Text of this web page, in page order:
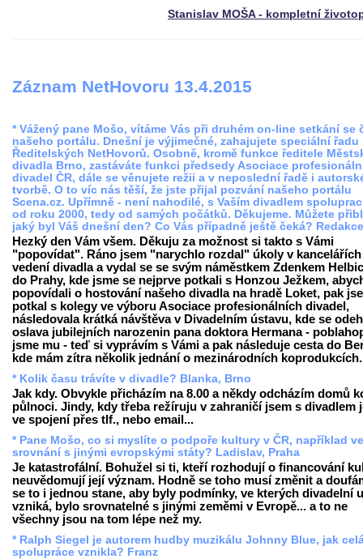
Stanislav MOŠA - kompletní
Záznam NetHovoru 13.4.2015
* Vážený pane Mošo, vítáme Vás při druhém on-line setkání se
našeho portálu. Dnešní je výjimečné, zahajujete speciální řadu
Ředitelských NetHovorů. Osobně, kromě funkce ředitele
divadla Brno, zastáváte funkci předsedy Asociace
divadel ČR, dále se věnujete režii a v neposlední řadě i
tvorbě. O to víc nás těší, že jste přijal pozvání našeho portálu
Scena.cz. Upřímně - není nahodilé, s Vaším divadlem
od roku 2000, tedy od samých počátků. Děkujeme. Můžete
jaký byl Váš dnešní den? Co Vás případně ještě čeká? Redakce
Hezký den Vám všem. Děkuju za možnost si takto s Vámi
"popovídat". Ráno jsem "narychlo rozdal" úkoly v kancelářích
vedení divadla a vydal se se svým náměstkem Zdenkem
do Prahy, kde jsme se nejprve potkali s Honzou Ježkem,
popovídali o hostování našeho divadla na hradě Loket, pak
potkal s kolegy ve výboru Asociace profesionálních divadel,
následovala krátká návštěva v Divadelním ústavu, kde se
oslava jubilejních narozenin pana doktora Hermana -
jsme mu - teď si vyprávím s Vámi a pak následuje cesta do
kde mám zítra několik jednání o mezinárodních
* Kolik času trávíte v divadle? Blanka, Brno
Jak kdy. Obvykle přicházím na 8.00 a někdy odcházím domů
půlnoci. Jindy, kdy třeba režíruju v zahraničí jsem s divadlem
ve spojení přes tlf., nebo email...
* Pane Mošo, co si myslíte o podpoře kultury v ČR, například ve
srovnání s jinými evropskými státy? Ladislav, Praha
Je katastrofální. Bohužel si ti, kteří rozhodují o financování
neuvědomují její význam. Hodně se toho musí změnit a
se to i jednou stane, aby byly podmínky, ve kterých divadelní
vzniká, bylo srovnatelné s jinými zeměmi v Evropě... a to ne
všechny jsou na tom lépe než my.
* Ralph Siegel je autorem hudby muzikálu Johnny Blue, jak
spolupráce vznikla? Franz